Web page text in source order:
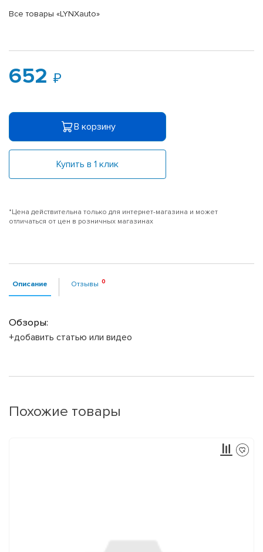
Все товары «LYNXauto»
652
В корзину
Купить в 1 клик
*Цена действительна только для интернет-магазина и может
отличаться от цен в розничных магазинах
Описание Отзывы
Обзоры:
+добавить статью или видео
Похожие товары